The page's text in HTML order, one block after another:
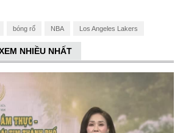
bóng rổ NBA Los Angeles Lakers
NHIỀU NHẤT